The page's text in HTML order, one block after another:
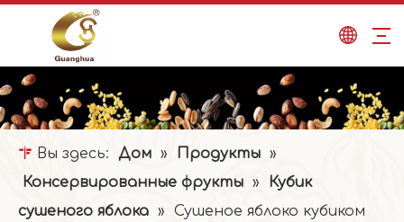
Вы здесь: Дом » Продукты »
Консервированные фрукты »
Кубик
сушеного яблока »
Сушеное яблоко кубиком